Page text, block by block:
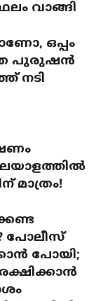
വാങ്ങി
ഒപ്പം
പുരുഷന്‍
നടി
മാത്രം!
പോലീസ്
പോയി;